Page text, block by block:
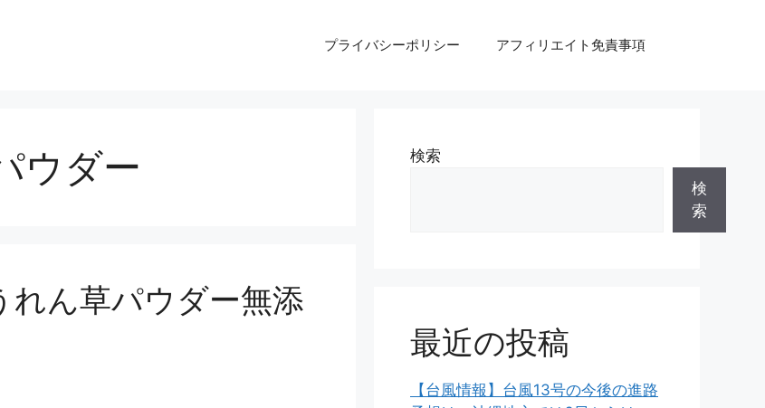
プライバシーポリシー アフィリエイト免責事項
ウダー
れん草パウダー無添
検索
検
索
最近の投稿
【台風情報】台風13号の今後の進路